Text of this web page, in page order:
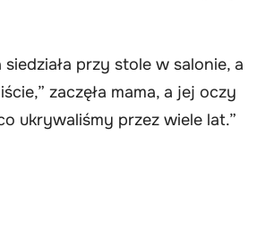
przy stole w salonie, a
zaczęła mama, a jej oczy
ukrywaliśmy przez wiele lat.”